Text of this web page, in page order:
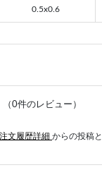
0.5x0.6
（0件のレビュー）
注文履歴詳細 からの投稿